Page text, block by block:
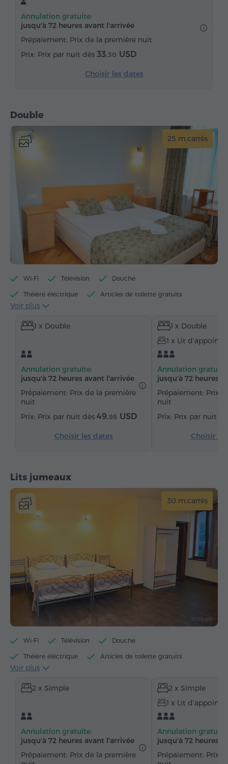
Coffre-fort
Parquet Eau embouteillée
Annulation gratuite:
jusqu'à 72 heures avant l'arrivée
Prépaiement: Prix de la première nuit
Prix par nuit dès 33.30 USD
Choisir les dates
Double
25 m.carrès
Wi-Fi Télévision Douche
Théière éléctrique Articles de toilette gratuits
Serviettes
Chauffage Table
Service de réveil Eau embouteillée
Voir plus
1 x Double
Annulation gratuite:
jusqu'à 72 heures avant l'arrivée
Prépaiement: Prix de la première
nuit
Prix par nuit dès 49.95 USD
Choisir les dates
1 x Double
1 x Lit d'appoint
Annulation gratuite:
jusqu'à 72 heures
Prépaiement: Prix
nuit
Prix par nuit
Choisir
Lits jumeaux
30 m.carrès
Wi-Fi Télévision Douche
Théière éléctrique Articles de toilette gratuits
Serviettes
Chauffage Table
Service de réveil Eau embouteillée
Voir plus
2 x Simple
Annulation gratuite:
jusqu'à 72 heures avant l'arrivée
Prépaiement: Prix de la première
2 x Simple
1 x Lit d'appoint
Annulation gratuite:
jusqu'à 72 heures
Prépaiement: Prix